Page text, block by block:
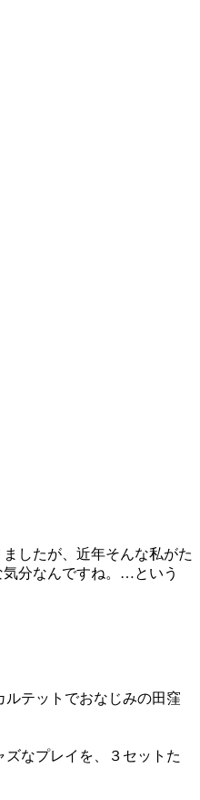
したが、近年そんな私がた
分なんですね。 …という
ルテットでおなじみの田窪
ズなプレイを、３セットた